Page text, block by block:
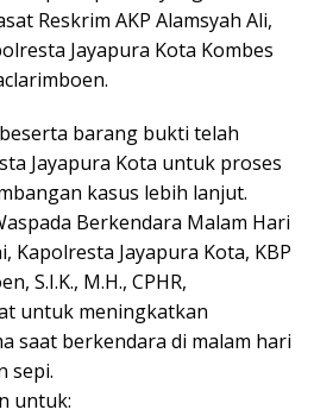
Reskrim AKP Alamsyah Ali,
Jayapura Kota Kombes
barang bukti telah
Jayapura Kota untuk proses
kasus lebih lanjut.
Berkendara Malam Hari
Kapolresta Jayapura Kota, KBP
S.I.K., M.H., CPHR,
untuk meningkatkan
saat berkendara di malam hari
sepi.
untuk: